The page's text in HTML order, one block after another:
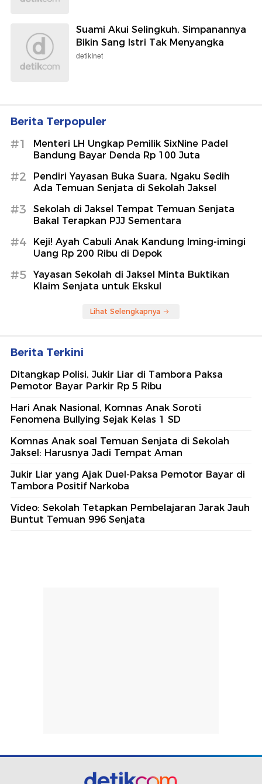
Suami Akui Selingkuh, Simpanannya
Bikin Sang Istri Tak Menyangka
detikInet
Berita Terpopuler
#1
Menteri LH Ungkap Pemilik SixNine Padel
Bandung Bayar Denda Rp 100 Juta
#2
Pendiri Yayasan Buka Suara, Ngaku Sedih
Ada Temuan Senjata di Sekolah Jaksel
#3
Sekolah di Jaksel Tempat Temuan Senjata
Bakal Terapkan PJJ Sementara
#4
Keji! Ayah Cabuli Anak Kandung Iming-imingi
Uang Rp 200 Ribu di Depok
#5
Yayasan Sekolah di Jaksel Minta Buktikan
Klaim Senjata untuk Ekskul
Lihat Selengkapnya
Berita Terkini
Ditangkap Polisi, Jukir Liar di Tambora Paksa
Pemotor Bayar Parkir Rp 5 Ribu
Hari Anak Nasional, Komnas Anak Soroti
Fenomena Bullying Sejak Kelas 1 SD
Komnas Anak soal Temuan Senjata di Sekolah
Jaksel: Harusnya Jadi Tempat Aman
Jukir Liar yang Ajak Duel-Paksa Pemotor Bayar di
Tambora Positif Narkoba
Video: Sekolah Tetapkan Pembelajaran Jarak Jauh
Buntut Temuan 996 Senjata